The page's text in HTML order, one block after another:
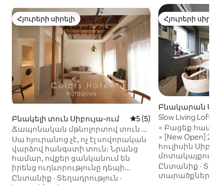
Հյուրերի սիրելի
Հյուրերի սիրելի
Բնակելի տուն Սիբույա-ում Միջին վարկանիշը՝ 5-
5 (5)
Ճապոնական մթնոլորտով տուն 53
քմ / բարձրորակ տարածք /
գնացքով 2 կայարան մինչև
Սինձյուկու / Հատագայա, Շիբույա
շրջան / առևտրային փողոցի
մոտակայքում
Սա հյուրանոց չէ, ոչ էլ սովորական
վարձով հանգստի տուն։ Նրանց
համար, ովքեր ցանկանում են
իրենց ուղևորությունը դեպի
Տոկիո դարձնել հիշարժան՝ ոչ
Ընտանիք · Տեղադրություն ·
Հյուրերի
Հյուրերի
Բնակարան
Slow Living Loft
| 4 րոպե
< Բացեք
> [New Open]
հուլիսին
մոտակայքում
բացվել ։ Այս սեփականությունը
շատ սիրված է
Ընտանիք ·
տարածքներ